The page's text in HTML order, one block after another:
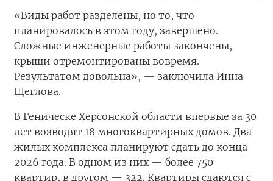
«Виды работ разделены, но то, что
планировалось в этом году, завершено.
Сложные инженерные работы закончены,
крыши отремонтированы вовремя.
Результатом довольна», — заключила Инна
Щеглова.
В Геническе Херсонской области впервые за 30
лет возводят 18 многоквартирных домов. Два
жилых комплекса планируют сдать до конца
2026 года. В одном из них — более 750
квартир, в другом — 322. Квартиры сдаются с